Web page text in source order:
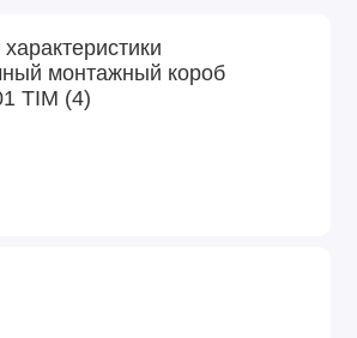
монтажный короб
TIM (4)